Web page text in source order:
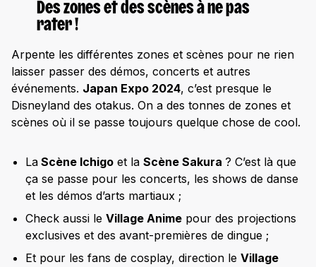
Des zones et des scènes à ne pas
rater !
Arpente les différentes zones et scènes pour ne rien
laisser passer des démos, concerts et autres
événements. Japan Expo 2024, c’est presque le
Disneyland des otakus. On a des tonnes de zones et
scènes où il se passe toujours quelque chose de cool.
La Scène Ichigo et la Scène Sakura ? C’est là que
ça se passe pour les concerts, les shows de danse
et les démos d’arts martiaux ;
Check aussi le Village Anime pour des projections
exclusives et des avant-premières de dingue ;
Et pour les fans de cosplay, direction le Village